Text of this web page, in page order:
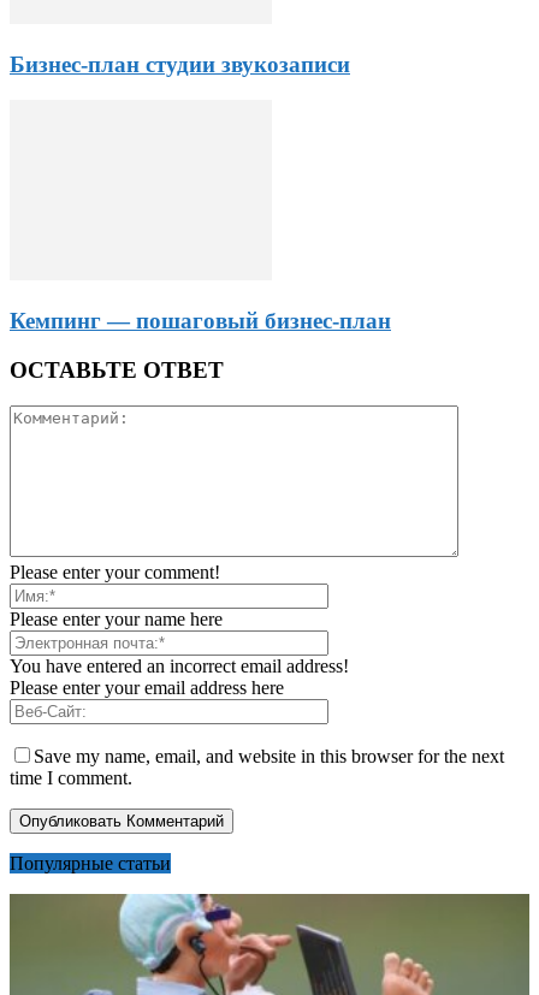
Бизнес-план студии звукозаписи
Кемпинг — пошаговый бизнес-план
ОСТАВЬТЕ ОТВЕТ
Please enter your comment!
Please enter your name here
You have entered an incorrect email address!
Please enter your email address here
Save my name, email, and website in this browser for the next
time I comment.
Популярные статьи